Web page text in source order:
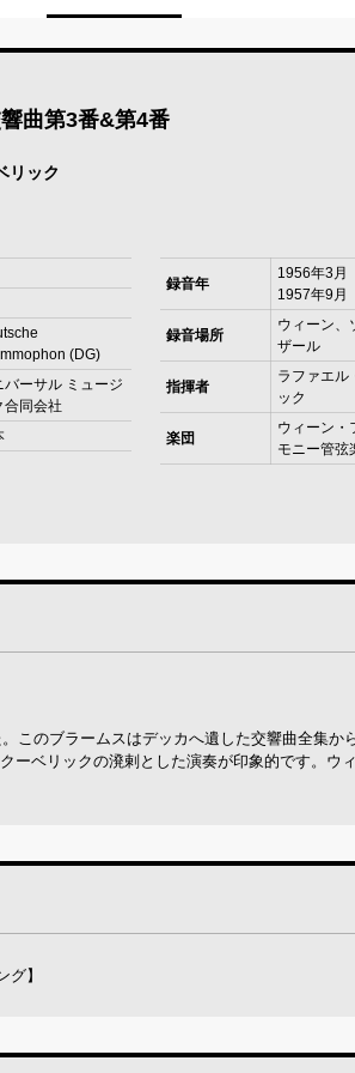
曲第3番&第4番
リック
(DG)
バーサル ミュージ
合同会社
録音年
1956年3月
1957年9月
録音場所
ウィーン、
ザール
指揮者
ラファエル
ック
楽団
ウィーン・
モニー管弦
このブラームスはデッカへ遺した交響曲全集か
ーベリックの溌剌とした演奏が印象的です。ウ
】